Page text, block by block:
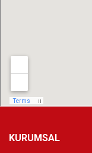
KURUMSAL